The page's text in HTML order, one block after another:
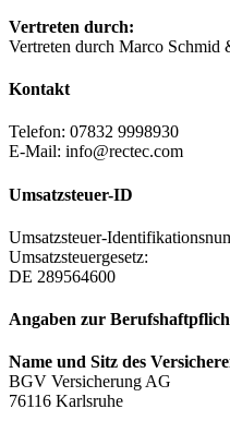
Vertreten durch:
Vertreten durch Marco Schmid
Kontakt
Telefon: 07832 9998930
E-Mail: info@rectec.com
Umsatzsteuer-ID
Umsatzsteuer-
Umsatzsteuergesetz:
DE 289564600
Angaben zur
Name und Sitz des
BGV Versicherung AG
76116 Karlsruhe